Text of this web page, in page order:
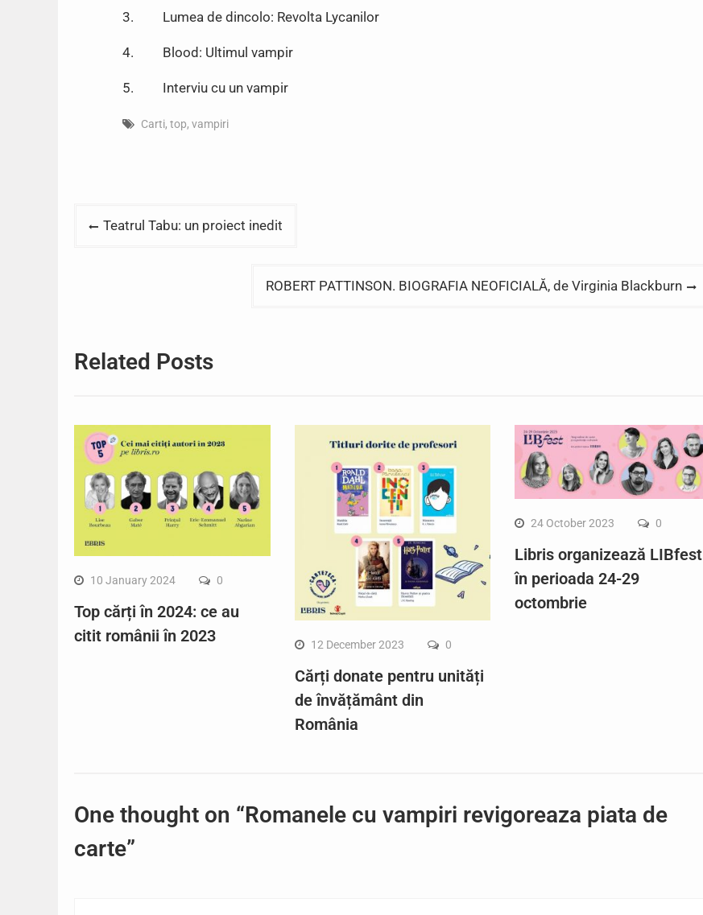
3. Lumea de dincolo: Revolta Lycanilor
4. Blood: Ultimul vampir
5. Interviu cu un vampir
Carti, top, vampiri
PostTeatrul Tabu: un proiect inedit
ROBERT PATTINSON. BIOGRAFIA NEOFICIALĂ, de Virginia Blackburn
Related Posts
10 January 2024 0
Top cărți în 2024: ce au
citit românii în 2023
12 December 2023 0
Cărți donate pentru unități
de învățământ din
România
24 October 2023 0
Libris organizează LIBfest
în perioada 24-29
octombrie
One thought on “Romanele cu vampiri revigoreaza piata de
carte”